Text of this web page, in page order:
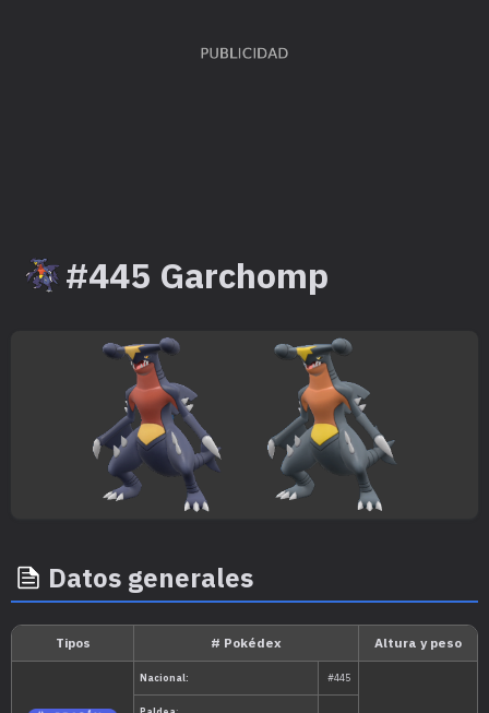
#445 Garchomp
Datos generales